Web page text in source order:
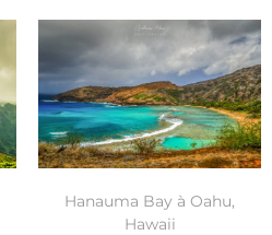
Hanauma Bay à Oahu,
Hawaii